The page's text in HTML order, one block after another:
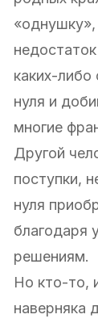
каких-либо
нуля и
многие
Другой
поступки,
нуля
благодаря
решениям.
Но кто-то,
наверняка